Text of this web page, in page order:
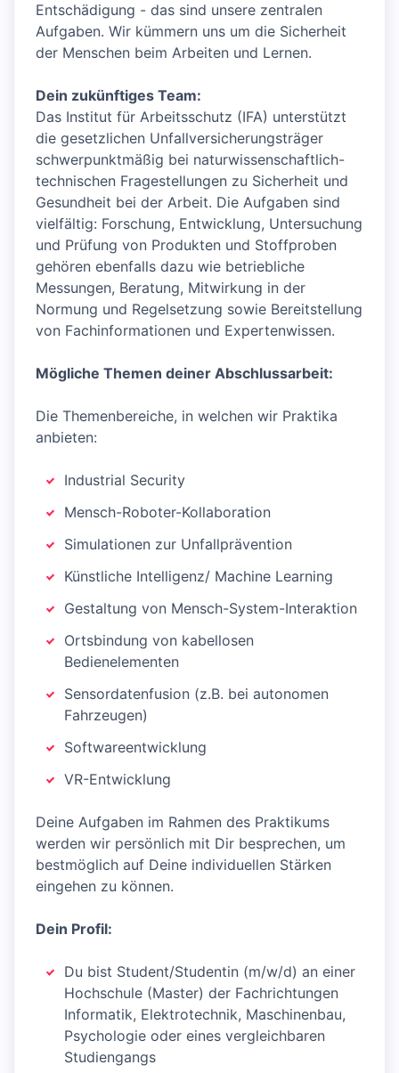
Entschädigung - das sind unsere zentralen
Aufgaben. Wir kümmern uns um die Sicherheit
der Menschen beim Arbeiten und Lernen.
Dein zukünftiges Team:
Das Institut für Arbeitsschutz (IFA) unterstützt
die gesetzlichen Unfallversicherungsträger
schwerpunktmäßig bei naturwissenschaftlich-
technischen Fragestellungen zu Sicherheit und
Gesundheit bei der Arbeit. Die Aufgaben sind
vielfältig: Forschung, Entwicklung, Untersuchung
und Prüfung von Produkten und Stoffproben
gehören ebenfalls dazu wie betriebliche
Messungen, Beratung, Mitwirkung in der
Normung und Regelsetzung sowie Bereitstellung
von Fachinformationen und Expertenwissen.
Mögliche Themen deiner Abschlussarbeit:
Die Themenbereiche, in welchen wir Praktika
anbieten:
Industrial Security
Mensch-Roboter-Kollaboration
Simulationen zur Unfallprävention
Künstliche Intelligenz/ Machine Learning
Gestaltung von Mensch-System-Interaktion
Ortsbindung von kabellosen
Bedienelementen
Sensordatenfusion (z.B. bei autonomen
Fahrzeugen)
Softwareentwicklung
VR-Entwicklung
Deine Aufgaben im Rahmen des Praktikums
werden wir persönlich mit Dir besprechen, um
bestmöglich auf Deine individuellen Stärken
eingehen zu können.
Dein Profil:
Du bist Student/Studentin (m/w/d) an einer
Hochschule (Master) der Fachrichtungen
Informatik, Elektrotechnik, Maschinenbau,
Psychologie oder eines vergleichbaren
Studiengangs